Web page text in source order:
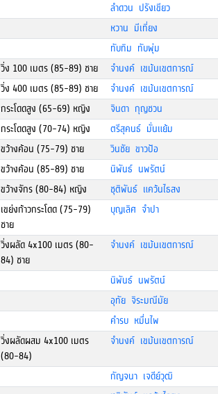
ลำดวน ปรังเขียว
หวาน มีเที่ยง
ทับทิม ทับพุ่ม
วิ่ง 100 เมตร (85-89) ชาย
จำนงค์ เขม้นเขตการณ์
วิ่ง 400 เมตร (85-89) ชาย
จำนงค์ เขม้นเขตการณ์
กระโดดสูง (65-69) หญิง
จินดา กุญชวน
กระโดดสูง (70-74) หญิง
ตรีสุคนธ์ มั่นแย้ม
ขว้างค้อน (75-79) ชาย
วินชัย ขาวป้อ
ขว้างค้อน (85-89) ชาย
นิพันธ์ นพรัตน์
ขว้างจักร (80-84) หญิง
ชุติพันธ์ แคว้นไธสง
เขย่งก้าวกระโดด (75-79)
ชาย
บุญเลิศ จำปา
วิ่งผลัด 4x100 เมตร (80-
84) ชาย
จำนงค์ เขม้นเขตการณ์
นิพันธ์ นพรัตน์
อุทัย จิระมณีมัย
คำรบ หมื่นไพ
วิ่งผลัดผสม 4x100 เมตร
(80-84)
จำนงค์ เขม้นเขตการณ์
กัญจนา เจดีย์วุฒิ